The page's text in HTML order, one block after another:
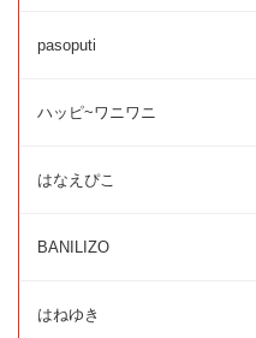
pasoputi
ハッピ~ワニワニ
はなえぴこ
BANILIZO
はねゆき